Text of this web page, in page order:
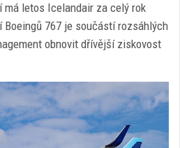
letos Icelandair za celý rok
767 je součástí rozsáhlých
obnovit dřívější ziskovost